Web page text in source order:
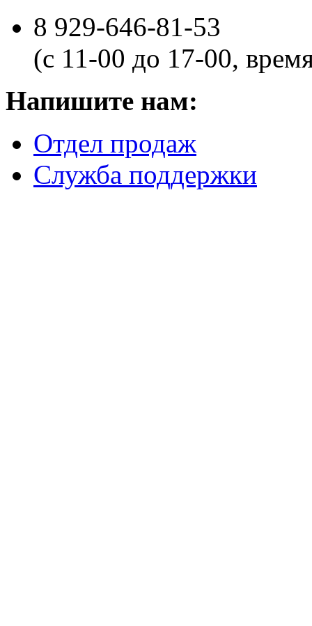
8 929-646-81-53
(с 11-00 до 17-00,
Напишите нам:
Отдел продаж
Служба поддержки